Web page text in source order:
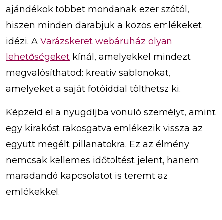
ajándékok többet mondanak ezer szótól,
hiszen minden darabjuk a közös emlékeket
idézi. A Varázskeret webáruház olyan
lehetőségeket kínál, amelyekkel mindezt
megvalósíthatod: kreatív sablonokat,
amelyeket a saját fotóiddal tölthetsz ki.
Képzeld el a nyugdíjba vonuló személyt, amint
egy kirakóst rakosgatva emlékezik vissza az
együtt megélt pillanatokra. Ez az élmény
nemcsak kellemes időtöltést jelent, hanem
maradandó kapcsolatot is teremt az
emlékekkel.